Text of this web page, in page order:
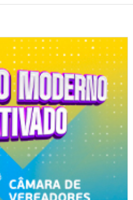
equipes das UBSs com novos
D da Campanha Multivacinação
participam de avaliação de
do Microrregional do JASC